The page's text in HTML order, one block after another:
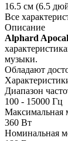
16.5 см (6.5
Все
Описание
Alphard
музыки.
Обладают
Диапазон
100 - 15000 Гц
Максимальная
360 Вт
Номинальная